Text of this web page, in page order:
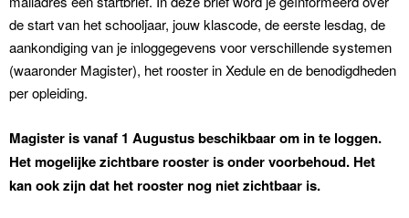
de start van het schooljaar, jouw klascode, de eerste lesdag, de
aankondiging van je inloggegevens voor verschillende systemen
(waaronder Magister), het rooster in Xedule en de benodigdheden
per opleiding.
Magister is vanaf 1 Augustus beschikbaar om in te loggen.
Het mogelijke zichtbare rooster is onder voorbehoud. Het
kan ook zijn dat het rooster nog niet zichtbaar is.